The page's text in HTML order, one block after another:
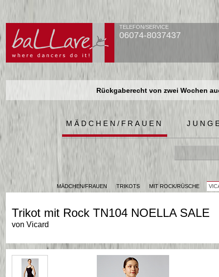
TELEFON/SERVICE
06074-8037437
Rückgaberecht von zwei Wochen
Rückgaberecht von zwei Wochen
MÄDCHEN/FRAUEN
MÄDCHEN/FRAUEN TRIKOTS MIT ROCK/RÜSCHE
Trikot mit Rock TN104 NOELLA SALE
von Vicard